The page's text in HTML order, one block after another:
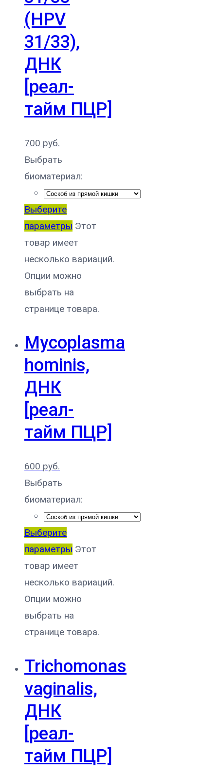
(HPV
31/33),
ДНК
[реал-
тайм ПЦР]
700 руб.
Выбрать
биоматериал:
Выберите
параметры Этот
товар имеет
несколько вариаций.
Опции можно
выбрать на
странице товара.
Mycoplasma
hominis,
ДНК
[реал-
тайм ПЦР]
600 руб.
Выбрать
биоматериал:
Выберите
параметры Этот
товар имеет
несколько вариаций.
Опции можно
выбрать на
странице товара.
Trichomonas
vaginalis,
ДНК
[реал-
тайм ПЦР]